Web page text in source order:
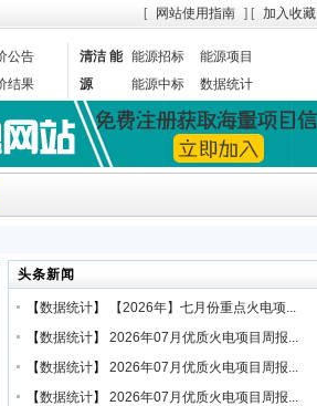
[ 网站使用指南 ] [ 加入收藏
公告
结果
清洁 能
源
能源招标
能源项目
能源中标
数据统计
头条新闻
【数据统计】
【2026年】七月份重点火电项...
【数据统计】 2026年07月优质火电项目周报...
【数据统计】 2026年07月优质火电项目周报...
【数据统计】 2026年07月优质火电项目周报...